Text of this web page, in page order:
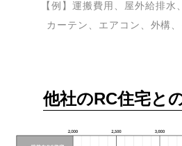
【例】運搬費用、屋外給排水
カーテン、エアコン、外構
他社のRC住宅と